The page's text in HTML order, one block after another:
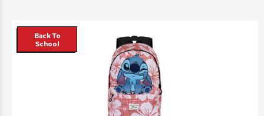
Back To
School